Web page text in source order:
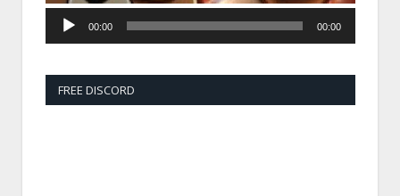
00:00 00:00
FREE DISCORD